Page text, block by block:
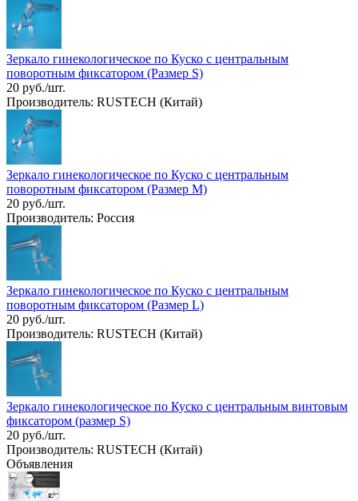
Зеркало гинекологическое по Куско с центральным
поворотным фиксатором (Размер S)
20 руб./шт.
Производитель: RUSTECH (Китай)
Зеркало гинекологическое по Куско с центральным
поворотным фиксатором (Размер M)
20 руб./шт.
Производитель: Россия
Зеркало гинекологическое по Куско с центральным
поворотным фиксатором (Размер L)
20 руб./шт.
Производитель: RUSTECH (Китай)
Зеркало гинекологическое по Куско с центральным винтовым
фиксатором (размер S)
20 руб./шт.
Производитель: RUSTECH (Китай)
Объявления